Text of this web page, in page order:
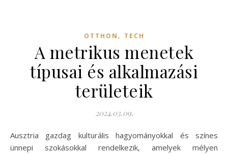
OTTHON , TECH
A metrikus menetek
típusai és alkalmazási
területeik
2024.03.09.
Ausztria gazdag kulturális hagyományokkal és színes
ünnepi szokásokkal rendelkezik, amelyek mélyen